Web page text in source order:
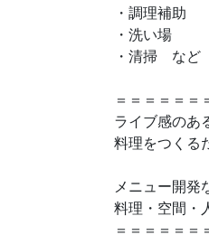
・調理補助
・洗い場
・清掃 など
＝＝＝＝＝＝
ライブ感のあ
料理をつくる
メニュー開発
料理・空間・
＝＝＝＝＝＝